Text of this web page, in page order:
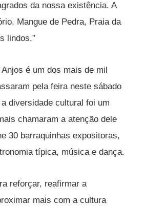
da nossa existência. A
Mangue de Pedra, Praia da
lindos.”
é um dos mais de mil
pela feira neste sábado
diversidade cultural foi um
chamaram a atenção dele
30 barraquinhas expositoras,
típica, música e dança.
reforçar, reafirmar a
mais com a cultura